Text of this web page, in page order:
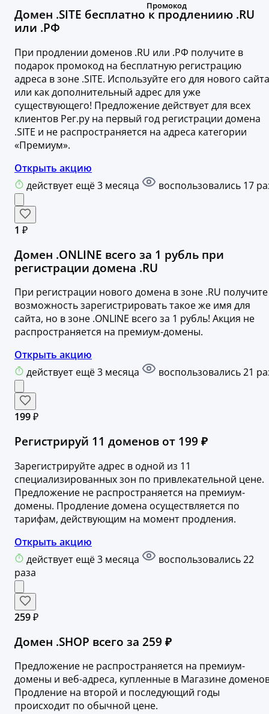
Домен .SITE бесплатно к продлениию .RU
или .РФ
При продлении доменов .RU или .РФ получите в
подарок промокод на бесплатную регистрацию
адреса в зоне .SITE. Используйте его для нового сайта
или как дополнительный адрес для уже
существующего! Предложение действует для всех
клиентов Рег.ру на первый год регистрации домена
.SITE и не распространяется на адреса категории
«Премиум».
Открыть акцию
действует ещё 3 месяца
воспользовались 17
1 ₽
Домен .ONLINE всего за 1 рубль при
регистрации домена .RU
При регистрации нового домена в зоне .RU получите
возможность зарегистрировать такое же имя для
сайта, но в зоне .ONLINE всего за 1 рубль! Акция не
распространяется на премиум-домены.
Открыть акцию
действует ещё 3 месяца
воспользовались 21
199 ₽
Регистрируй 11 доменов от 199 ₽
Зарегистрируйте адрес в одной из 11
специализированных зон по привлекательной цене.
Предложение не распространяется на премиум-
домены. Продление домена осуществляется по
тарифам, действующим на момент продления.
Открыть акцию
действует ещё 3 месяца
воспользовались 22
раза
259 ₽
Домен .SHOP всего за 259 ₽
Предложение не распространяется на премиум-
домены и веб-адреса, купленные в Магазине
Продление на второй и последующий годы
происходит по обычной цене.